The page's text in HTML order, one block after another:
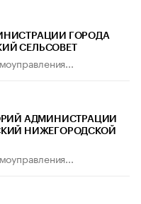
ГОРОДА
СЕЛЬСОВЕТ
АДМИНИСТРАЦИИ
НИЖЕГОРОДСКОЙ